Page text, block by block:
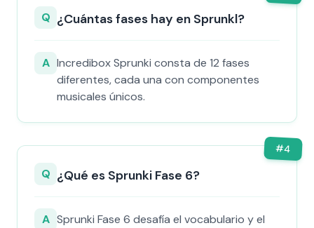
Q ¿Cuántas fases hay en Sprunkl?
A Incredibox Sprunki consta de 12 fases
diferentes, cada una con componentes
musicales únicos.
#4
Q ¿Qué es Sprunki Fase 6?
A Sprunki Fase 6 desafía el vocabulario y el